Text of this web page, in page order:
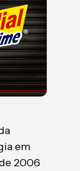
em
2006